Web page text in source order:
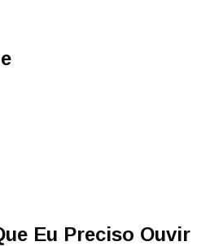
Eu Preciso Ouvir